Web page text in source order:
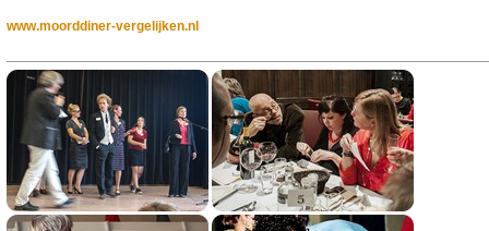
www.moorddiner-vergelijken.nl